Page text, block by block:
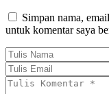
Simpan nama,
untuk komentar saya